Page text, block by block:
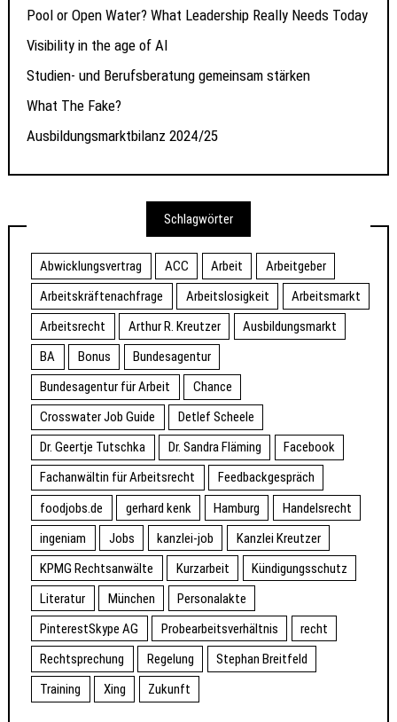
Pool or Open Water? What Leadership Really Needs Today
Visibility in the age of AI
Studien- und Berufsberatung gemeinsam stärken
What The Fake?
Ausbildungsmarktbilanz 2024/25
Schlagwörter
Abwicklungsvertrag ACC Arbeit
Arbeitgeber
Arbeitskräftenachfrage
Arbeitslosigkeit
Arbeitsmarkt
Arbeitsrecht
Arthur R. Kreutzer
Ausbildungsmarkt
BA
Bonus
Bundesagentur
Bundesagentur für Arbeit
Chance
Crosswater Job Guide
Detlef Scheele
Dr. Geertje Tutschka
Dr. Sandra Fläming
Facebook
Fachanwältin für Arbeitsrecht
Feedbackgespräch
foodjobs.de
gerhard kenk Hamburg
Handelsrecht
ingeniam
Jobs kanzlei-job
Kanzlei Kreutzer
KPMG Rechtsanwälte
Kurzarbeit
Kündigungsschutz
Literatur
München
Personalakte
PinterestSkype AG
Probearbeitsverhältnis
recht
Rechtsprechung
Regelung
Stephan Breitfeld
Training
Xing Zukunft